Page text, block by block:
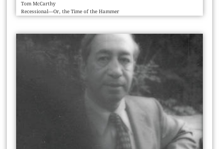
Tom McCarthy
Recessional—Or, the Time of the Hammer